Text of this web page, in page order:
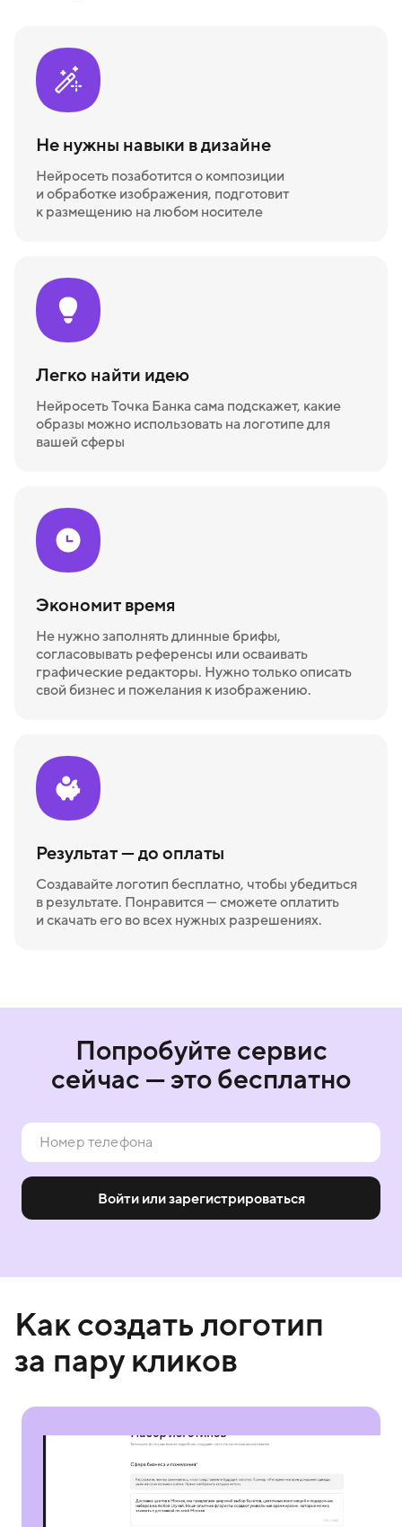
Не нужны навыки в дизайне
Нейросеть позаботится о композиции
и обработке изображения, подготовит
к размещению на любом носителе
Легко найти идею
Нейросеть Точка Банка сама подскажет, какие
образы можно использовать на логотипе для
вашей сферы
Экономит время
Не нужно заполнять длинные брифы,
согласовывать референсы или осваивать
графические редакторы. Нужно только описать
свой бизнес и пожелания к изображению.
Результат — до оплаты
Создавайте логотип бесплатно, чтобы убедиться
в результате. Понравится — сможете оплатить
и скачать его во всех нужных разрешениях.
Попробуйте сервис
сейчас — это бесплатно
Войти или зарегистрироваться
Как создать логотип
за пару кликов